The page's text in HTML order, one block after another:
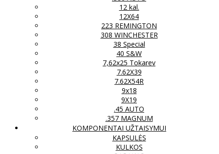
12 kal.
12X64
223 REMINGTON
308 WINCHESTER
38 Special
40 S&W
7,62x25 Tokarev
7.62X39
7.62X54R
9x18
9X19
.45 AUTO
.357 MAGNUM
KOMPONENTAI UŽTAISYMUI
KAPSULĖS
KULKOS